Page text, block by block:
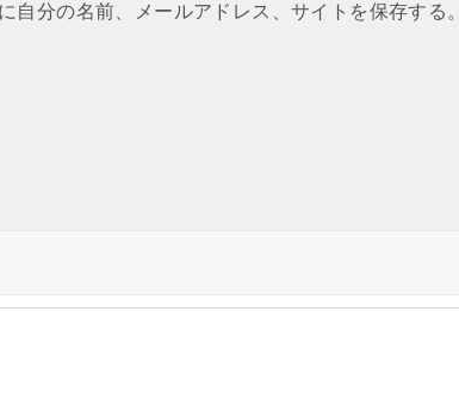
自分の名前、メールアドレス、サイトを保存する。